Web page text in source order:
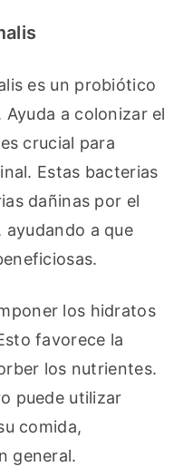
es un probiótico
a colonizar el
crucial para
Estas bacterias
dañinas por el
a que
los hidratos
favorece la
los nutrientes.
puede utilizar
comida,
general.